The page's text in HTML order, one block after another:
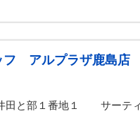
フ アルプラザ鹿島
田と部１番地１ サーテ